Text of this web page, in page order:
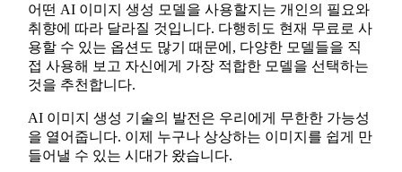
어떤 AI 이미지 생성 모델을 사용할지는 개인의 필요와
취향에 따라 달라질 것입니다. 다행히도 현재 무료로 사
용할 수 있는 옵션도 많기 때문에, 다양한 모델들을 직
접 사용해 보고 자신에게 가장 적합한 모델을 선택하는
것을 추천합니다.
AI 이미지 생성 기술의 발전은 우리에게 무한한 가능성
을 열어줍니다. 이제 누구나 상상하는 이미지를 쉽게 만
들어낼 수 있는 시대가 왔습니다.